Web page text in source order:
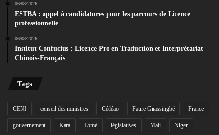
06/08/2026
ESTBA : appel à candidatures pour les parcours de Licence
professionnelle
06/08/2026
Institut Confucius : Licence Pro en Traduction et Interprétariat
Chinois-Français
Tags
CENI conseil des ministres Cédéao Faure Gnassingbé France
gouvernement Kara Lomé législatives Mali Niger